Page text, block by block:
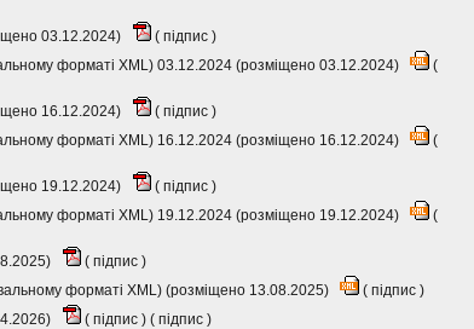
03.12.2024) ( підпис )
форматі XML) 03.12.2024 (розміщено 03.12.2024)
(
16.12.2024)
( підпис )
форматі XML) 16.12.2024 (розміщено 16.12.2024)
(
19.12.2024)
( підпис )
форматі XML) 19.12.2024 (розміщено 19.12.2024)
(
( підпис )
форматі XML) (розміщено 13.08.2025)
( підпис )
( підпис ) ( підпис )